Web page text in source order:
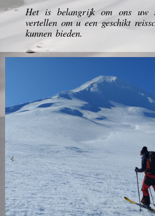
Het is belangrijk om ons uw
vertellen om u een geschikt
kunnen bieden.